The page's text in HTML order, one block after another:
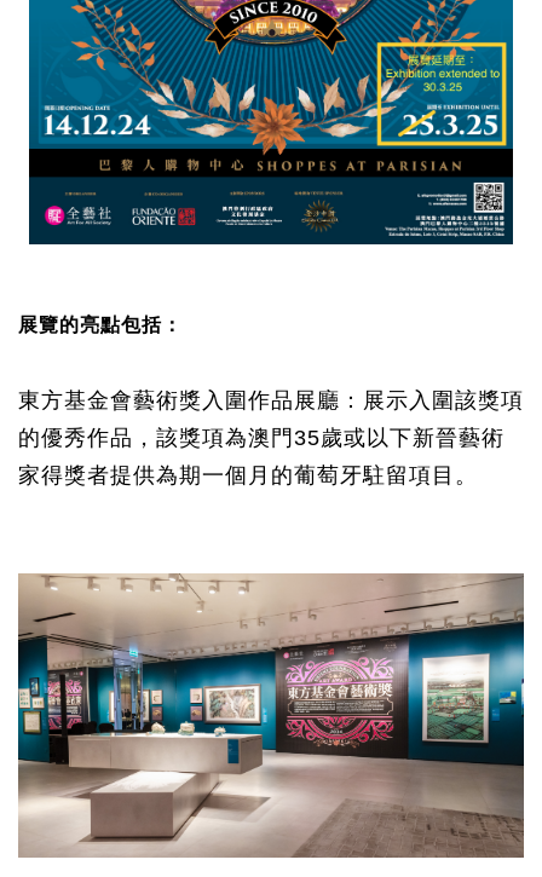
展覽的亮點包括 ：
東方基金會藝術獎入圍作品展廳 ： 展示入圍該獎項
的優秀作品 ， 該獎項為澳門 35歲或以下新晉藝術
家得獎者提供為期一個月的葡萄牙駐留項目。